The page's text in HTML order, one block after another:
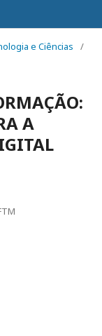
e Ciências
/
A